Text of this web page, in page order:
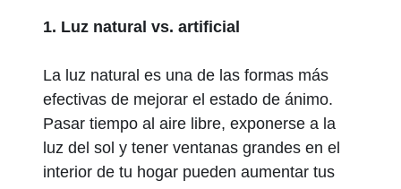
1. Luz natural vs. artificial
La luz natural es una de las formas más
efectivas de mejorar el estado de ánimo.
Pasar tiempo al aire libre, exponerse a la
luz del sol y tener ventanas grandes en el
interior de tu hogar pueden aumentar tus